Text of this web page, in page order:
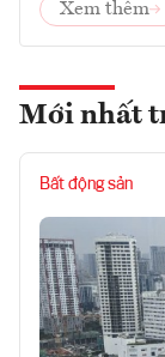
Xem thêm
Mới nhất
Bất động sản